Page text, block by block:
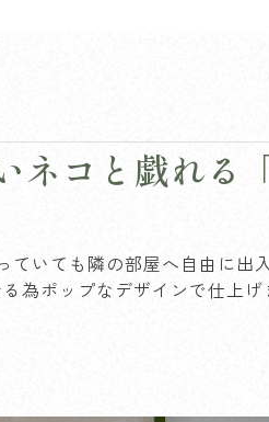
コと戯れる
いても隣の部屋へ自由に出入
為ポップなデザインで仕上げ